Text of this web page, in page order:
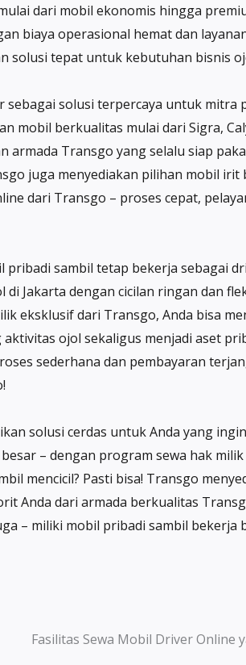
dari mobil ekonomis hingga
biaya operasional hemat dan
solusi tepat untuk kebutuhan bisnis
sebagai solusi terpercaya untuk mitra
mobil berkualitas mulai dari Sigra,
armada Transgo yang selalu siap
juga menyediakan pilihan mobil
dari Transgo – proses cepat,
pribadi sambil tetap bekerja sebagai
Jakarta dengan cicilan ringan dan
eksklusif dari Transgo, Anda bisa
ojol sekaligus menjadi aset
sederhana dan pembayaran
solusi cerdas untuk Anda yang
– dengan program sewa hak
mencicil? Pasti bisa! Transgo
Anda dari armada berkualitas
– miliki mobil pribadi sambil bekerja
Fasilitas Sewa Mobil Driver Online